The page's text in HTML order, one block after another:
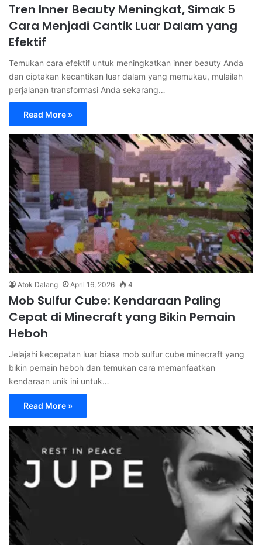
Tren Inner Beauty Meningkat, Simak 5
Cara Menjadi Cantik Luar Dalam yang
Efektif
Temukan cara efektif untuk meningkatkan inner beauty Anda
dan ciptakan kecantikan luar dalam yang memukau, mulailah
perjalanan transformasi Anda sekarang…
Read More »
Atok Dalang April 16, 2026 4
Mob Sulfur Cube: Kendaraan Paling
Cepat di Minecraft yang Bikin Pemain
Heboh
Jelajahi kecepatan luar biasa mob sulfur cube minecraft yang
bikin pemain heboh dan temukan cara memanfaatkan
kendaraan unik ini untuk…
Read More »